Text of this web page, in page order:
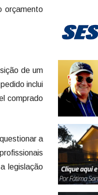
orçamento
de um
inclui
comprado
a
legislação